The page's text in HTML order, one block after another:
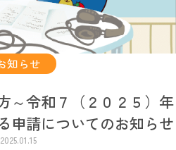
知らせ
～令和７（２０２５）年
申請についてのお知らせ
2025.01.15